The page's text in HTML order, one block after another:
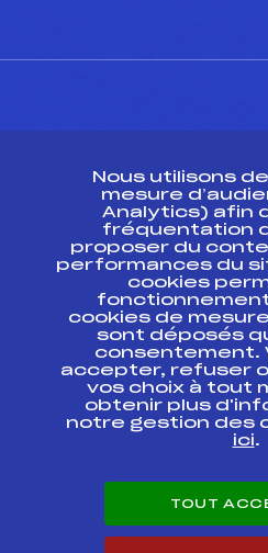
Ressources
Pass’Neige
Projet sportif fédéral
Projet de
Antidopage
Pôle Développement,
Scientifique
Listes ministérielles
Pôle vie de l’athlète
Enseignement
Carrières
Nous utilisons
mesure
Analytics) afin
fréquentation
proposer du
performances du
cookies
cookies de
sont déposés
consentement.
accepter, refuser
vos choix à tout
obtenir plus
notre gestion des
ici.
TOUT